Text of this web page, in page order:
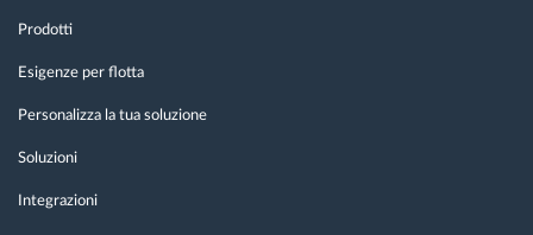
Prodotti
Esigenze per flotta
Personalizza la tua soluzione
Soluzioni
Integrazioni